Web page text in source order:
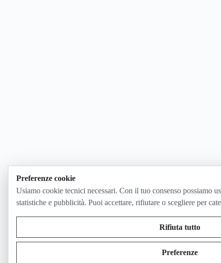
Preferenze cookie
Usiamo cookie tecnici necessari. Con il tuo consenso possiamo
statistiche e pubblicità. Puoi accettare, rifiutare o scegliere per
Rifiuta tutto
Preferenze